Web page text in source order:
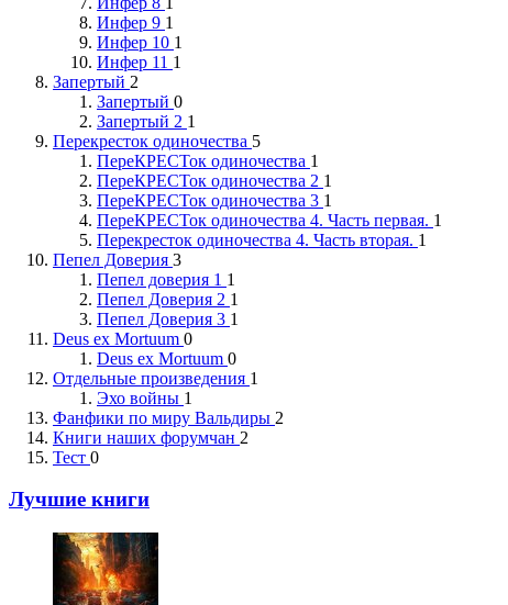
Инфер 9 1
Инфер 10 1
Инфер 11 1
Запертый 2
Запертый 0
Запертый 2 1
Перекресток одиночества 5
ПереКРЕСТок одиночества 1
ПереКРЕСТок одиночества 2 1
ПереКРЕСТок одиночества 3 1
ПереКРЕСТок одиночества 4. Часть первая. 1
Перекресток одиночества 4. Часть вторая. 1
Пепел Доверия 3
Пепел доверия 1 1
Пепел Доверия 2 1
Пепел Доверия 3 1
Deus ex Mortuum 0
Deus ex Mortuum 0
Отдельные произведения 1
Эхо войны 1
Фанфики по миру Вальдиры 2
Книги наших форумчан 2
Тест 0
Лучшие книги